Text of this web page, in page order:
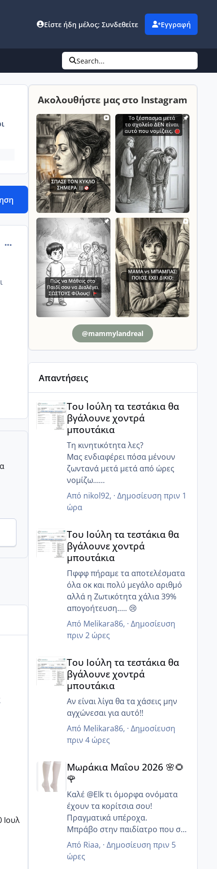
Είστε ήδη μέλος; Συνδεθείτε Εγγραφή
Search...
comment_1317054
Ιουλ
Ακολουθήστε μας στο Instagram
@mammylandreal
Απαντήσεις
Του Ιούλη τα τεστάκια θα
βγάλουνε χοντρά
μπουτάκια
Τη κινητικότητα λες?
Μας ενδιαφέρει πόσα μένουν
ζωντανά μετά μετά από ώρες
νομίζω...
Γιατί ο άντρας μου έχει 85%
κινητικότητα, αλλα 6 ώρες μετά
μόνο 20% ζουν και 12 ώρες μετά
Γι αυτό μας είπε να κάνουμε πιο
στοχευμένα επαφή..
Μετά από κάποιες ώρες πόσα
ζουν?
Από nikol92, · Δημοσίευση πριν 1
ώρα
Του Ιούλη τα τεστάκια θα
βγάλουνε χοντρά
μπουτάκια
Πφφφ πήραμε τα αποτελέσματα
όλα οκ και πολύ μεγάλο αριθμό
αλλά η Ζωτικότητα χάλια 39%
απογοήτευση..... 😢
Από Melikara86, · Δημοσίευση
πριν 2 ώρες
Του Ιούλη τα τεστάκια θα
βγάλουνε χοντρά
μπουτάκια
Αν είναι λίγα θα τα χάσεις μην
αγχώνεσαι για αυτό!!
Από Melikara86, · Δημοσίευση
πριν 4 ώρες
Μωράκια Μαΐου 2026 🌸🌻🌹
Μωράκια Μαΐου 2026 🌸🌻
🌹
Καλέ @Elk τι όμορφα ονόματα
έχουν τα κορίτσια σου!
Πραγματικά υπέροχα.
Μπράβο στην παιδίατρο που σε
συμβούλευσε να συνεχίσεις με
αποκλειστικό θηλασμό γιατί
συνήθως οι περισσότεροι λένε
Από Riaa, · Δημοσίευση πριν 5
ώρες